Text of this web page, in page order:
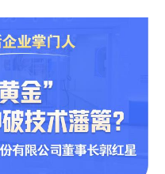
健康 军事
图片
金融
信息化 数字经济
银龄 溯源中国